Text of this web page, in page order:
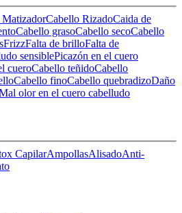
Cabello RizadoCaida de
Cabello grasoCabello secoCabello
FrizzFalta de brilloFalta de
sensiblePicazón en el cuero
cueroCabello teñidoCabello
Cabello finoCabello quebradizoDaño
olor en el cuero cabelludo
CapilarAmpollasAlisadoAnti-